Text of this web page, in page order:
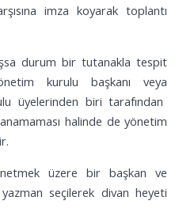
imza koyarak toplantı
durum bir tutanakla tespit
kurulu başkanı veya
üyelerinden biri tarafından
halinde de yönetim
üzere bir başkan ve
seçilerek divan heyeti